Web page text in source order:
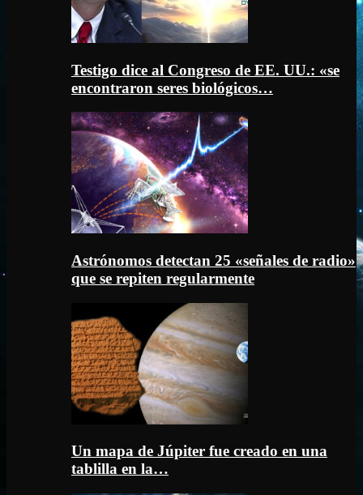
Testigo dice al Congreso de EE. UU.: «se
encontraron seres biológicos…
Astrónomos detectan 25 «señales de radio»
que se repiten regularmente
Un mapa de Júpiter fue creado en una
tablilla en la…